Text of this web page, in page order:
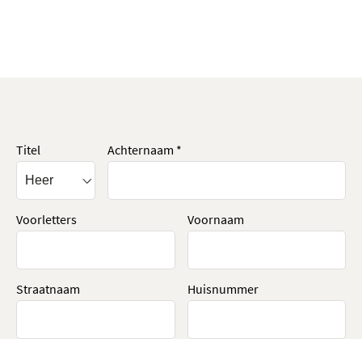
Titel Achternaam *
Voorletters Voornaam
Straatnaam Huisnummer